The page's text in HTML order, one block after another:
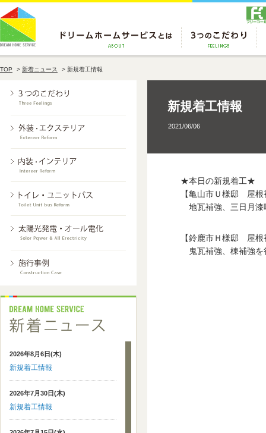
TOP > 新着ニュース > 新規着工情報
2026年8月6日(木)
新規着工情報
2026年7月30日(木)
新規着工情報
新規着工情報
2021/06/06
★本日の新規着工★
【亀山市Ｕ様邸 屋根
地瓦補強、三日月漆
【鈴鹿市Ｈ様邸 屋根
鬼瓦補強、棟補強を